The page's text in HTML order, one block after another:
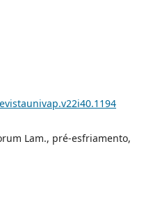
Lam., pré-esfriamento,